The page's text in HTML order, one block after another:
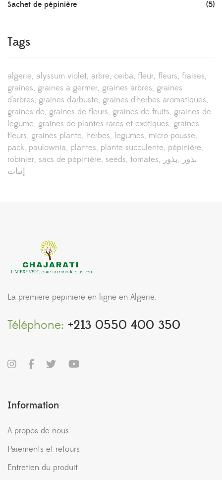
Sachet de pépinière (5)
Tags
algerie alyssum violet arbre ceiba fleur fleurs fraises
graines graines a germer graines arbres graines
d'arbres graines d'arbuste graines d'herbes aromatiques
graines de graines de fleurs graines de fruits graines de
legume graines de plantes rares et exotiques graines
fleurs graines plante herbes legumes micro-pousse
pack paulownia plantes plante succulente pépinière
robinier sacs de pépinière seeds tomates بذور
بذور
إنبات
La premiere pepiniere en ligne en Algerie.
Téléphone: +213 0550 400 350
Information
A propos de nous
Paiements et retours
Entretien du produit